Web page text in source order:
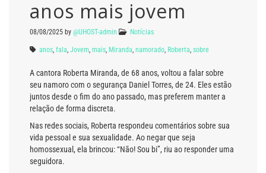
anos mais jovem
08/08/2025 by @UHOST-admin Notícias
anos fala Jovem mais Miranda namorado Roberta sobre
A cantora Roberta Miranda, de 68 anos, voltou a falar sobre
seu namoro com o segurança Daniel Torres, de 24. Eles estão
juntos desde o fim do ano passado, mas preferem manter a
relação de forma discreta.
Nas redes sociais, Roberta respondeu comentários sobre sua
vida pessoal e sua sexualidade. Ao negar que seja
homossexual, ela brincou: “Não! Sou bi”, riu ao responder uma
seguidora.